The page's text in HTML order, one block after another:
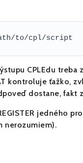
to/cpl/script
CPLEdu
kontroluje ťažko,
dostane,
jedného
nerozumiem).